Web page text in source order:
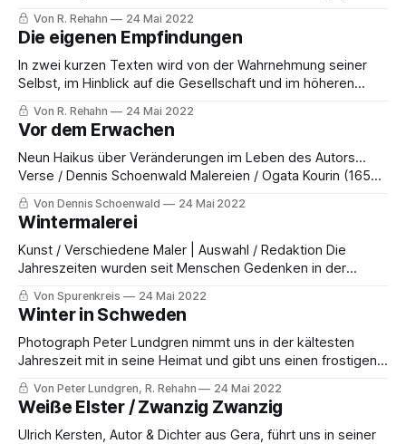
die man im Leben gehen muss, nicht für mich gelten, als ob
mein Sein für dieses Dasein einfach nicht genug ist. Wie
vermag ich selbstbewusst in irgend einer Sache sein, wenn
diese
Von R. Rehahn 24 Mai 2022
Die eigenen Empfindungen
In zwei kurzen Texten wird von der Wahrnehmung seiner
Selbst, im Hinblick auf die Gesellschaft und im höheren
Sinne erzählt. Vielleicht schreibe ich dies, da ich mich
endlich besser fühle und um meine letzten Einträge, die
düster und verzweifelt waren, auszubalancieren, aber wie
ich in der Anfangsnachricht zu meinen Texten
Von R. Rehahn 24 Mai 2022
Vor dem Erwachen
Neun Haikus über Veränderungen im Leben des Autors...
Verse / Dennis Schoenwald Malereien / Ogata Kourin (1658-
1716 / Rinpa Schule in Kyoto) Der Wald im Stillen Weiße
Glocken im Braun der Blätter Vom Tode zum Leben. Das
Auge schweifend Die Tiere verborgen im braunen Dickicht
Wartend auf das Leben. Ein Baum, verbranntes
Von Dennis Schoenwald 24 Mai 2022
Wintermalerei
Kunst / Verschiedene Maler | Auswahl / Redaktion Die
Jahreszeiten wurden seit Menschen Gedenken in der
Malerei in verschiedenen Stilen und durch unterschiedliche
Künstler auf der ganzen Welt verarbeitet. Sie geben
Einblicke in längst vergangene Zeiten, fremde Welten im
Winter. Im Magazin...
Von Spurenkreis 24 Mai 2022
Winter in Schweden
Photograph Peter Lundgren nimmt uns in der kältesten
Jahreszeit mit in seine Heimat und gibt uns einen frostigen
Einblick in den Winter im hohen Norden Schwedens, wo das
Klima besonders rau und schroff ist. »Der Morgen dämmert
schon Und dort in der Ferne, Wo längst Abschied Hat
genommen der Herbst,
Von Peter Lundgren, R. Rehahn 24 Mai 2022
Weiße Elster / Zwanzig Zwanzig
Ulrich Kersten, Autor & Dichter aus Gera, führt uns in seiner